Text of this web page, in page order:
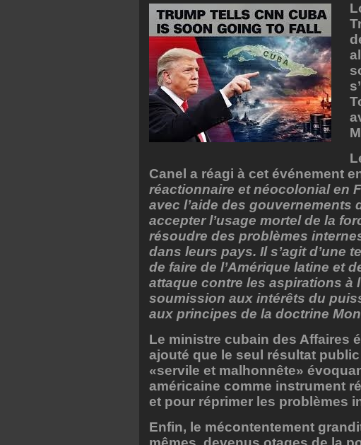
Canel a réagi à cet événement
réactionnaire et néocolonial en
avec l’aide des gouvernements
accepter l’usage mortel de la
résoudre des problèmes
dans leurs pays. Il s’agit d’une
de faire de l’Amérique latine et
attaque contre les aspirations à
soumission aux intérêts du
aux principes de la doctrine
Le ministre cubain des Affaires
ajouté que le seul résultat
«servile et malhonnête»
américaine comme instrument
et pour réprimer les problèmes
Enfin, le mécontentement